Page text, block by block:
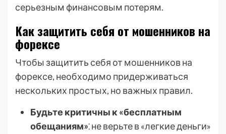
серьезным финансовым потерям.
Как защитить себя от мошенников на
форексе
Чтобы защитить себя от мошенников на
форексе, необходимо придерживаться
нескольких простых, но важных правил.
Будьте критичны к «бесплатным
обещаниям»⁚ не верьте в «легкие деньги»